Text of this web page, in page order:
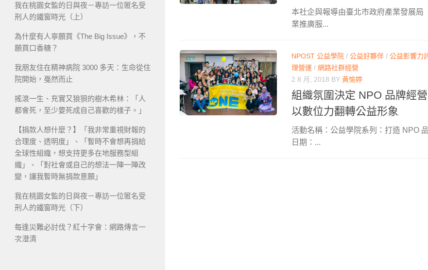
本社企與報導由臺北市政府產業發展局
業推廣服...
NPOST 公益學院 / 公益好夥伴 / 公益影響力
理營運 / 網路社群經營
2 8 月, 2018 BY 黃愉婷
組織氛圍決定 NPO 品牌經
以數位力翻轉公益形象
活動名稱：公益學院系列：打造 NPO
日期：...
我在桃園女監的日與夜－專訪一位匿名受
刑人的鐵窗時光（上）
為什麼有人寧願買《The Big Issue》，不
願買口香糖？
我朋友住在精神病院 3000 多天：生命從住
院開始，戞然而止
搖滾一生、充實又狼狽的樹木希林：「人
都會死，至少要死成自己喜歡的樣子。」
【捐款人想什麼？】「我非常重視財報的
合理度、透明度」、「暫時不會想再捐給
全球性組織，想支持更多在地服務型組
織」、「對社會或自己的想法一陣一陣改
變，讓我暫時無捐款意願」
我在桃園女監的日與夜－專訪一位匿名受
刑人的鐵窗時光（下）
每逢災難必討伐？紅十字會：網路傳言一
次澄清